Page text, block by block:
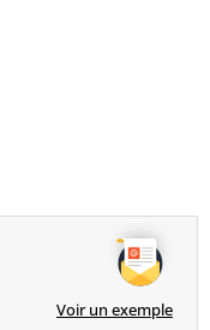
Voir un exemple